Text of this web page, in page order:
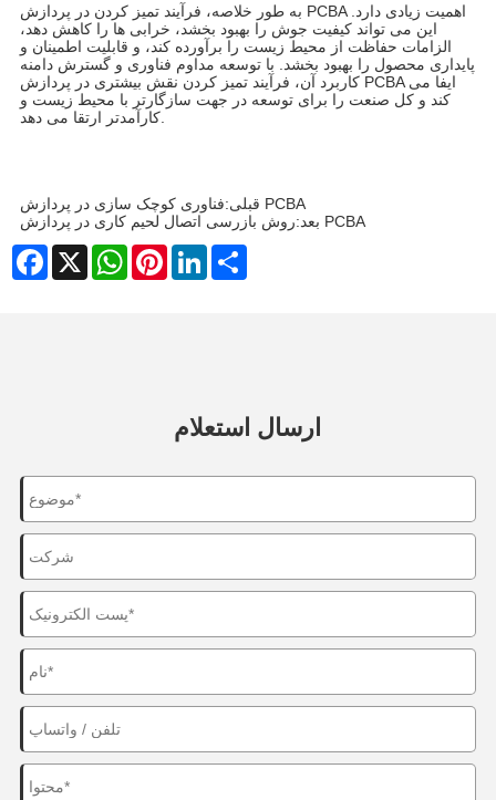
به طور خلاصه، فرآیند تمیز کردن در پردازش PCBA اهمیت زیادی دارد.
این می تواند کیفیت جوش را بهبود بخشد، خرابی ها را کاهش دهد،
الزامات حفاظت از محیط زیست را برآورده کند، و قابلیت اطمینان و
پایداری محصول را بهبود بخشد. با توسعه مداوم فناوری و گسترش دامنه
کاربرد آن، فرآیند تمیز کردن نقش بیشتری در پردازش PCBA ایفا می
کند و کل صنعت را برای توسعه در جهت سازگارتر با محیط زیست و
کارآمدتر ارتقا می دهد.
قبلی: فناوری کوچک سازی در پردازش PCBA
بعد: روش بازرسی اتصال لحیم کاری در پردازش PCBA
Facebook
X WhatsAppPinterestLinkedInShare
ارسال استعلام